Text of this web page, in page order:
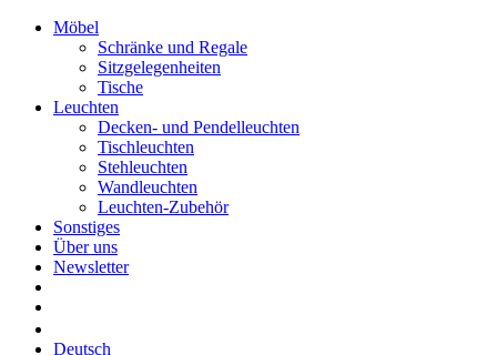
Möbel
Schränke und Regale
Sitzgelegenheiten
Tische
Leuchten
Decken- und Pendelleuchten
Tischleuchten
Stehleuchten
Wandleuchten
Leuchten-Zubehör
Sonstiges
Über uns
Newsletter
Deutsch